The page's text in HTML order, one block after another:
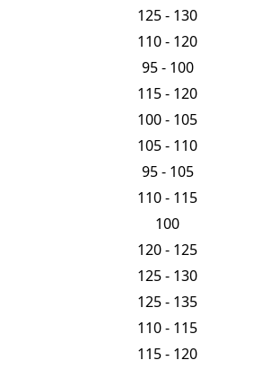
125 - 130
110 - 120
95 - 100
115 - 120
100 - 105
105 - 110
95 - 105
110 - 115
100
120 - 125
125 - 130
125 - 135
110 - 115
115 - 120